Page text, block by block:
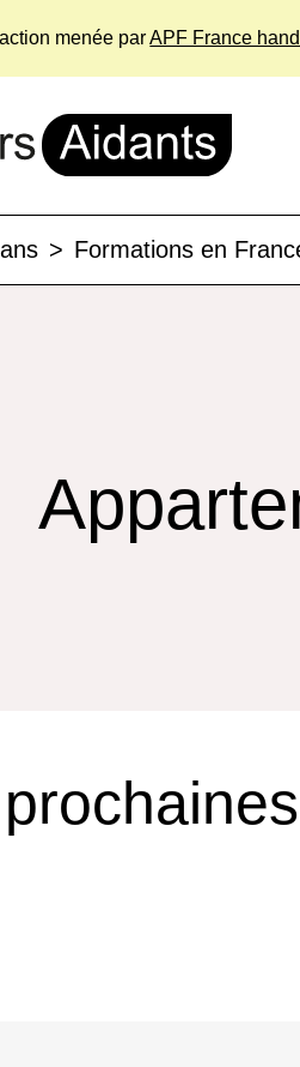
menée parAPF France
> Formations en